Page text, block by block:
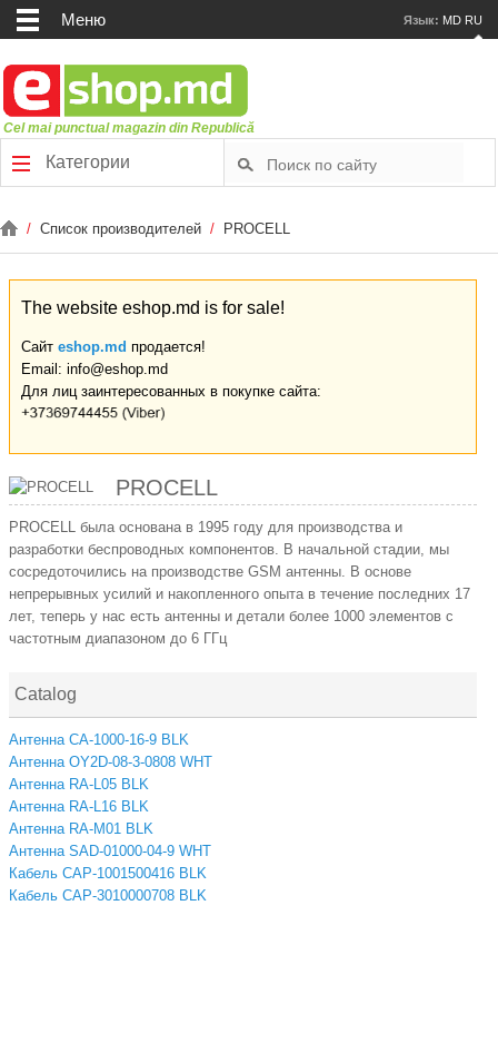
Меню Язык: MD RU
Cel mai punctual magazin din Republică
Категории
/ Список производителей / PROCELL
The website eshop.md is for sale!
Сайт eshop.md продается!
Email: info@eshop.md
Для лиц заинтересованных в покупке сайта:
PROCELL
PROCELL была основана в 1995 году для производства и
разработки беспроводных компонентов. В начальной стадии, мы
сосредоточились на производстве GSM антенны. В основе
непрерывных усилий и накопленного опыта в течение последних 17
лет, теперь у нас есть антенны и детали более 1000 элементов с
частотным диапазоном до 6 ГГц
Catalog
Антенна CA-1000-16-9 BLK
Антенна OY2D-08-3-0808 WHT
Антенна RA-L05 BLK
Антенна RA-L16 BLK
Антенна RA-M01 BLK
Антенна SAD-01000-04-9 WHT
Кабель CAP-1001500416 BLK
Кабель CAP-3010000708 BLK